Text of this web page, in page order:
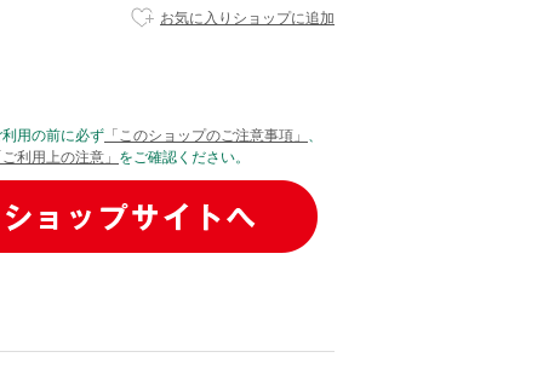
お気に入りショップに追加
利用の前に必ず 「このショップのご注意事項」 、
ご利用上の注意」 をご確認ください。